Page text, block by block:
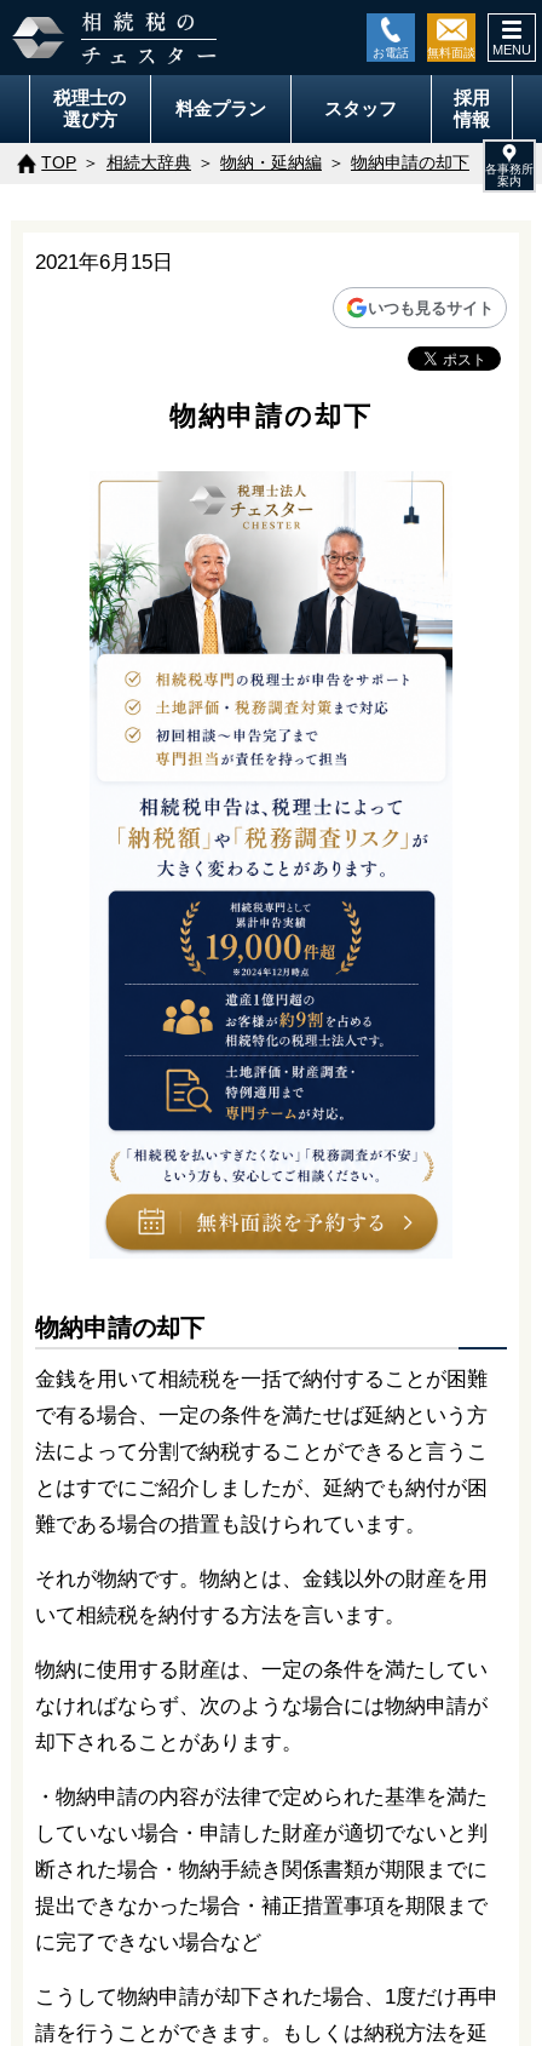
税理士の
選び方
料金プラン スタッフ
採用
情報
TOP 相続大辞典 物納・延納編 物納申請の却下
2021年6月15日
いつも見るサイト
物納申請の却下
物納申請の却下
金銭を用いて相続税を一括で納付することが困難
で有る場合、一定の条件を満たせば延納という方
法によって分割で納税することができると言うこ
とはすでにご紹介しましたが、延納でも納付が困
難である場合の措置も設けられています。
それが物納です。物納とは、金銭以外の財産を用
いて相続税を納付する方法を言います。
物納に使用する財産は、一定の条件を満たしてい
なければならず、次のような場合には物納申請が
却下されることがあります。
・物納申請の内容が法律で定められた基準を満た
していない場合・申請した財産が適切でないと判
断された場合・物納手続き関係書類が期限までに
提出できなかった場合・補正措置事項を期限まで
に完了できない場合など
こうして物納申請が却下された場合、1度だけ再申
請を行うことができます。もしくは納税方法を延